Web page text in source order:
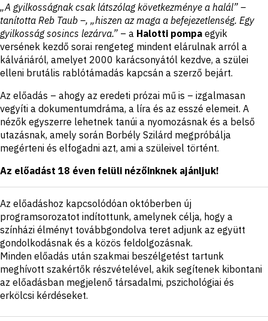
„A gyilkosságnak csak látszólag következménye a halál” –
tanította Reb Taub –, „hiszen az maga a befejezetlenség. Egy
gyilkosság sosincs lezárva.” – a Halotti pompa egyik
versének kezdő sorai rengeteg mindent elárulnak arról a
kálváriáról, amelyet 2000 karácsonyától kezdve, a szülei
elleni brutális rablótámadás kapcsán a szerző bejárt.
Az előadás – ahogy az eredeti prózai mű is – izgalmasan
vegyíti a dokumentumdráma, a líra és az esszé elemeit. A
nézők egyszerre lehetnek tanúi a nyomozásnak és a belső
utazásnak, amely során Borbély Szilárd megpróbálja
megérteni és elfogadni azt, ami a szüleivel történt.
Az előadást 18 éven felüli nézőinknek ajánljuk!
Az előadáshoz kapcsolódóan októberben új
programsorozatot indítottunk, amelynek célja, hogy a
színházi élményt továbbgondolva teret adjunk az együtt
gondolkodásnak és a közös feldolgozásnak.
Minden előadás után szakmai beszélgetést tartunk
meghívott szakértők részvételével, akik segítenek kibontani
az előadásban megjelenő társadalmi, pszichológiai és
erkölcsi kérdéseket.